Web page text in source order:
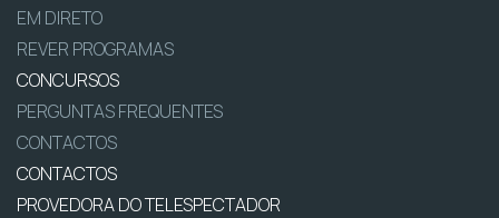
EM DIRETO
REVER PROGRAMAS
CONCURSOS
PERGUNTAS FREQUENTES
CONTACTOS
CONTACTOS
PROVEDORA DO TELESPECTADOR